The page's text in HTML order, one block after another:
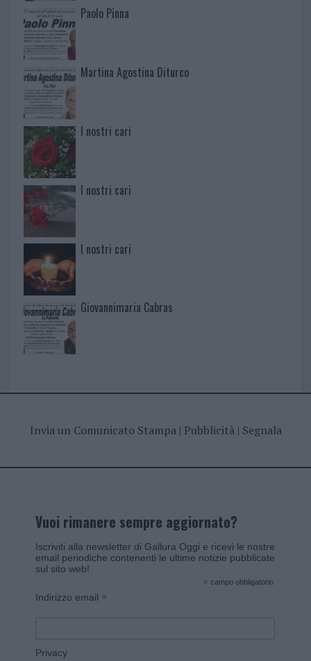
Paolo Pinna
Martina Agostina Diturco
I nostri cari
I nostri cari
I nostri cari
Giovannimaria Cabras
Invia un Comunicato Stampa| Pubblicità| Segnala
Vuoi rimanere sempre aggiornato?
Iscriviti alla newsletter di Gallura Oggi e ricevi le nostre
email periodiche contenenti le ultime notizie pubblicate
sul sito web!
* campo obbligatorio
Indirizzo email *
Privacy